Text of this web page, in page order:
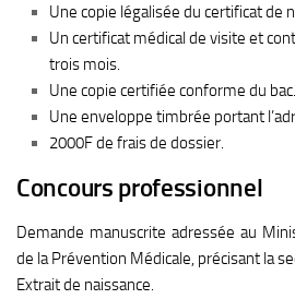
Une copie légalisée du certificat de
Un certificat médical de visite et
trois mois.
Une copie certifiée conforme du bac.
Une enveloppe timbrée portant
2000F de frais de dossier.
Concours professionnel
Demande manuscrite adressée au
de la Prévention Médicale, précisant la
Extrait de naissance.